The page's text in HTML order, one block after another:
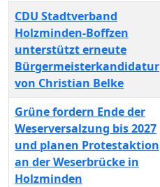
CDU Stadtverband
Holzminden-Boffzen
unterstützt erneute
Bürgermeisterkandidatur
von Christian Belke
Grüne fordern Ende der
Weserversalzung bis 2027
und planen Protestaktion
an der Weserbrücke in
Holzminden